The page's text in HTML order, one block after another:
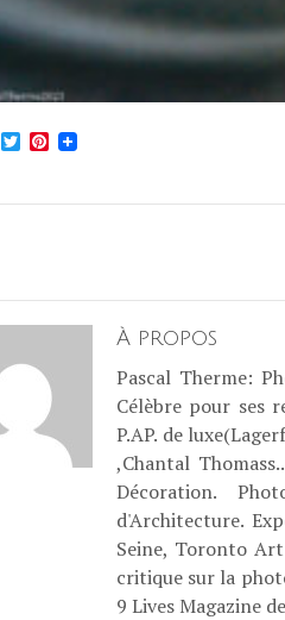
Facebook
TwitterPinterest
À propos
Pascal Therme:
Célèbre pour ses
P.AP. de
,Chantal
Décoration.
d'Architecture.
Seine, Toronto
critique sur la
9 Lives Magazine